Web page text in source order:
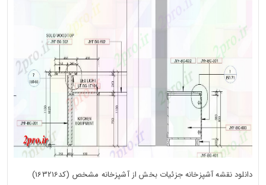
دانلود نقشه آشپزخانه جزئیات بخش از آشپزخانه مشخص (کد163216)